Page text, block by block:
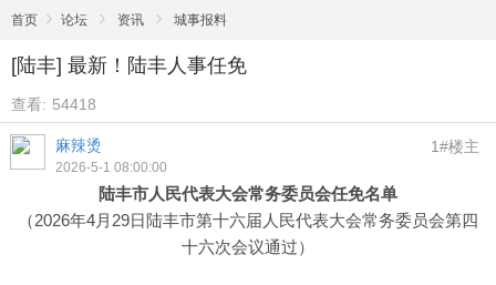
首页 › 论坛 › 资讯 › 城事报料
[陆丰] 最新！陆丰人事任免
查看: 54418
麻辣烫
2026-5-1 08:00:00
1#楼主
陆丰市人民代表大会常务委员会任免名单
（2026年4月29日陆丰市第十六届人民代表大会常务委员会第四
十六次会议通过）